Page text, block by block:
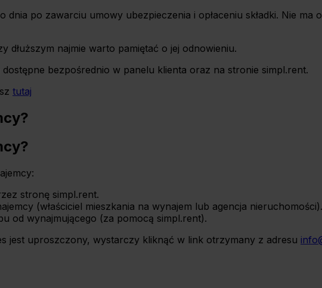
dnia po zawarciu umowy ubezpieczenia i opłaceniu składki. Nie
dłuższym najmie warto pamiętać o jej odnowieniu.
bezpośrednio w panelu klienta oraz na stronie simpl.rent.
tutaj
stronę simpl.rent.
(właściciel mieszkania na wynajem lub agencja nieruchomości).
od wynajmującego (za pomocą simpl.rent).
jest uproszczony, wystarczy kliknąć w link otrzymany z adresu